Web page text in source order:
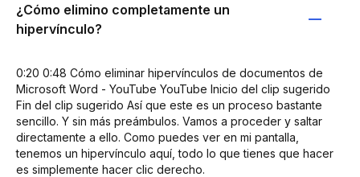
¿Cómo elimino completamente un
hipervínculo?
0:20 0:48 Cómo eliminar hipervínculos de documentos de
Microsoft Word - YouTube YouTube Inicio del clip sugerido
Fin del clip sugerido Así que este es un proceso bastante
sencillo. Y sin más preámbulos. Vamos a proceder y saltar
directamente a ello. Como puedes ver en mi pantalla,
tenemos un hipervínculo aquí, todo lo que tienes que hacer
es simplemente hacer clic derecho.